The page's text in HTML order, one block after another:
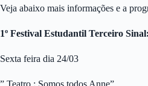
Veja abaixo mais informações e a
1º Festival Estudantil Terceiro Sinal:
Sexta feira dia 24/03